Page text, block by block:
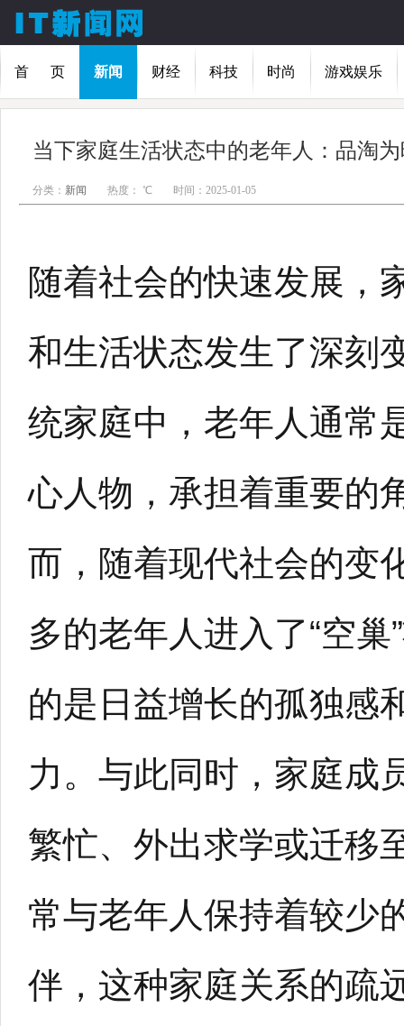
首 页 新闻 财经 科技 时尚 游戏娱乐
分类： 新闻 热度： ℃ 时间：2025-01-05
随着社会的快速发展，
和生活状态发生了深刻
统家庭中，老年人通常
心人物，承担着重要的
而，随着现代社会的变
多的老年人进入了“空巢
的是日益增长的孤独感
力。与此同时，家庭成
繁忙、外出求学或迁移
常与老年人保持着较少
伴，这种家庭关系的疏